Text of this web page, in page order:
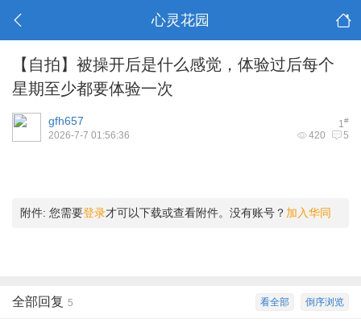
心灵花园
【自拍】被操开后是什么感觉，体验过后每个
星期至少都要体验一次
1#
gfh657
420 5
2026-7-7 01:56:36
附件: 您需要登录才可以下载或查看附件。没有账号？ 加入华同
倒序浏览
看全部
全部回复 5